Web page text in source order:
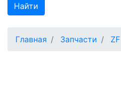
Найти
Главная Запчасти ZF